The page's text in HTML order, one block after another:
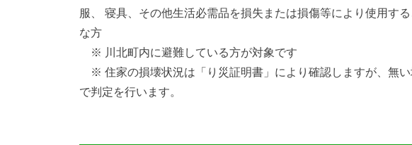
服、 寝具、その他生活必需品を損失または損傷等により使用す
な方
※ 川北町内に避難している方が対象です
※ 住家の損壊状況は「り災証明書」により確認しますが、無い
で判定を行います。